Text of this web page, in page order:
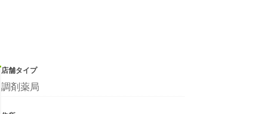
店舗タイプ
調剤薬局